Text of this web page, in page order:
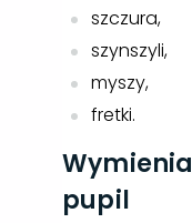
szczura,
szynszyli,
myszy,
fretki.
pupil